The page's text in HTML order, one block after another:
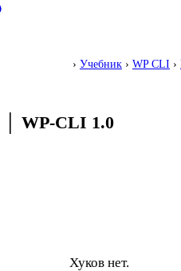
› Учебник › WP CLI ›
WP-CLI 1.0
Хуков нет.